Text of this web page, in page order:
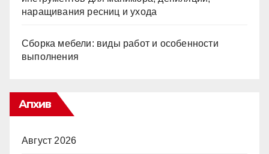
наращивания ресниц и ухода
Сборка мебели: виды работ и особенности
выполнения
Апхив
Август 2026